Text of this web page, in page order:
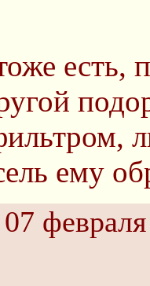
есть,
ему